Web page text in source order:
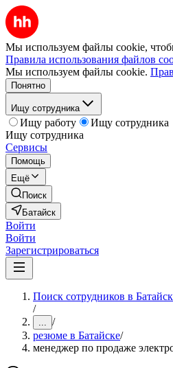
Мы используем файлы cookie,
Правила использования файлов
Мы используем файлы cookie.
Понятно
Ищу сотрудника
Ищу работу
Ищу сотрудника
Ищу сотрудника
Сервисы
Помощь
Ещё
Поиск
Батайск
Войти
Войти
Зарегистрироваться
Поиск сотрудников в
/
... /
резюме в Батайске/
менеджер по продаже